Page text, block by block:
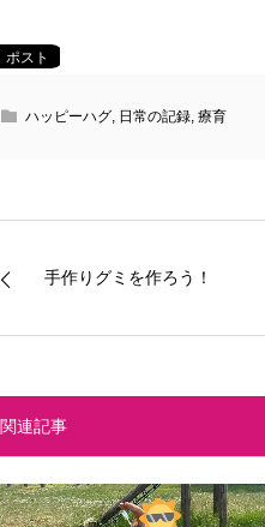
ハッピーハグ, 日常の記録, 療育
手作りグミを作ろう！
関連記事